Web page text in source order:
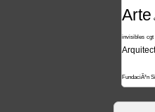
Arte
invisibles cgt
FundaciÃ³n